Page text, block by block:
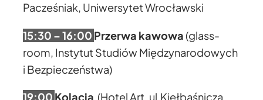
Pacześniak, Uniwersytet Wrocławski
15:30 – 16:00 Przerwa kawowa (glass-
room, Instytut Studiów Międzynarodowych
i Bezpieczeństwa)
19:00 Kolacja (Hotel Art, ul.Kiełbaśnicza